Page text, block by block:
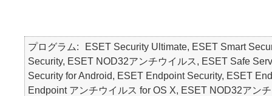
プログラム
ESET Security Ultimate, ESET Smart
Security, ESET NOD32アンチウイルス, ESET Safe
Security for Android, ESET Endpoint Security, ESET
Endpoint アンチウイルス for OS X, ESET NOD32アン